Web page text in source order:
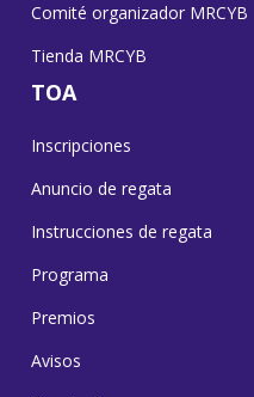
Comité organizador MRCYB
Tienda MRCYB
TOA
Inscripciones
Anuncio de regata
Instrucciones de regata
Programa
Premios
Avisos